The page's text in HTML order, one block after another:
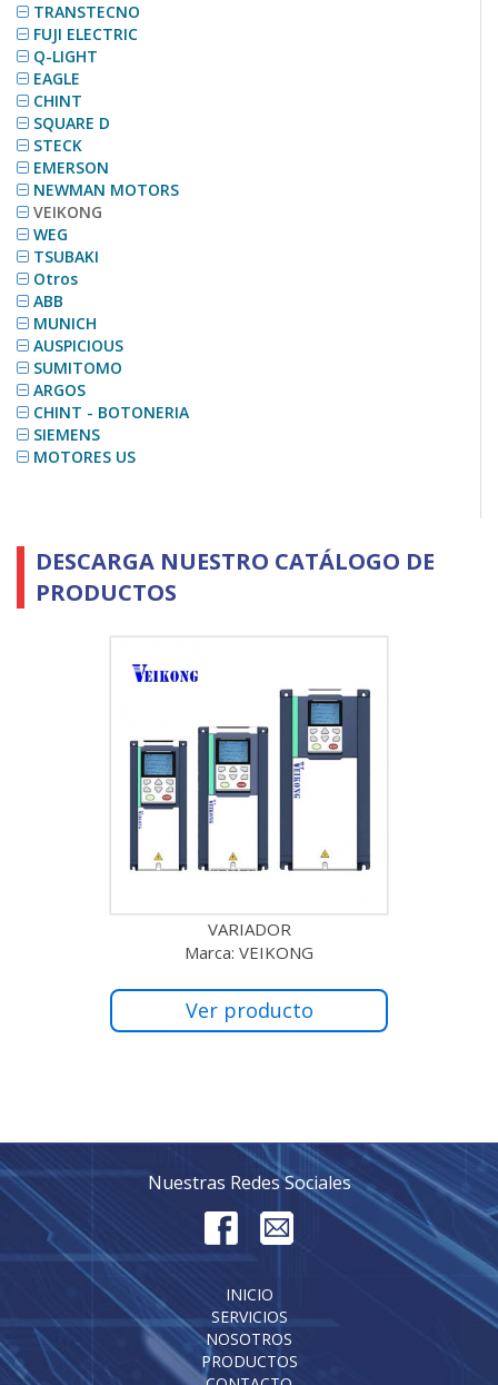
TRANSTECNO
FUJI ELECTRIC
Q-LIGHT
EAGLE
CHINT
SQUARE D
STECK
EMERSON
NEWMAN MOTORS
VEIKONG
WEG
TSUBAKI
Otros
ABB
MUNICH
AUSPICIOUS
SUMITOMO
ARGOS
CHINT - BOTONERIA
SIEMENS
MOTORES US
DESCARGA NUESTRO CATÁLOGO DE
PRODUCTOS
VARIADOR
Marca: VEIKONG
Ver producto
Nuestras Redes Sociales
INICIO
SERVICIOS
NOSOTROS
PRODUCTOS